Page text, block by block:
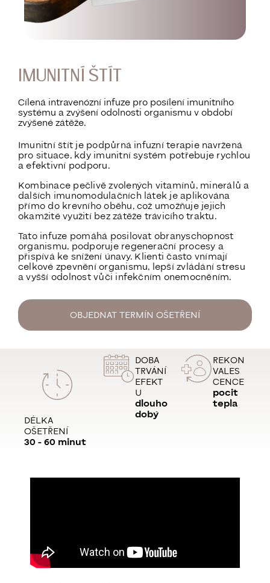
IMUNITNÍ ŠTÍT
Cílená intravenózní infuze pro posílení imunitního
systému a zvýšení odolnosti organismu v období
zvýšené zátěže.
Imunitní štít je podpůrná infuzní terapie navržená
pro situace, kdy imunitní systém potřebuje rychlou
a efektivní podporu.
Kombinace pečlivě zvolených vitamínů, minerálů a
dalších imunomodulačních látek je aplikována
přímo do krevního oběhu, což umožňuje jejich
okamžité využití bez zátěže trávicího traktu.
Tato infuze pomáhá posilovat obranyschopnost
organismu, podporuje regenerační procesy a
přispívá ke snížení únavy. Klienti často vnímají
celkové zpevnění organismu, lepší zvládání stresu
a vyšší odolnost vůči infekčním onemocněním.
OBJEDNAT TERMÍN OŠETŘENÍ
DÉLKA
OŠETŘENÍ
30 - 60 minut
DOBA
TRVÁNÍ
EFEKT
U
dlouho
dobý
REKON
VALES
CENCE
pocit
tepla